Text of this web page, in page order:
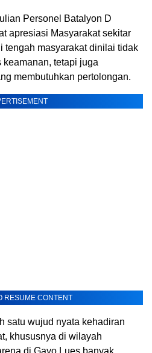
Personel Batalyon D
apresiasi Masyarakat sekitar
tengah masyarakat dinilai tidak
tetapi juga
membutuhkan pertolongan.
RESUME CONTENT
satu wujud nyata kehadiran
khususnya di wilayah
di Gayo Lues banyak